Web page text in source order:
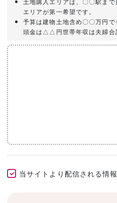
エリアが第一希望です。
予算は建物土地含め〇〇万円で
頭金は△△円世帯年収は夫婦合
当サイトより配信される情